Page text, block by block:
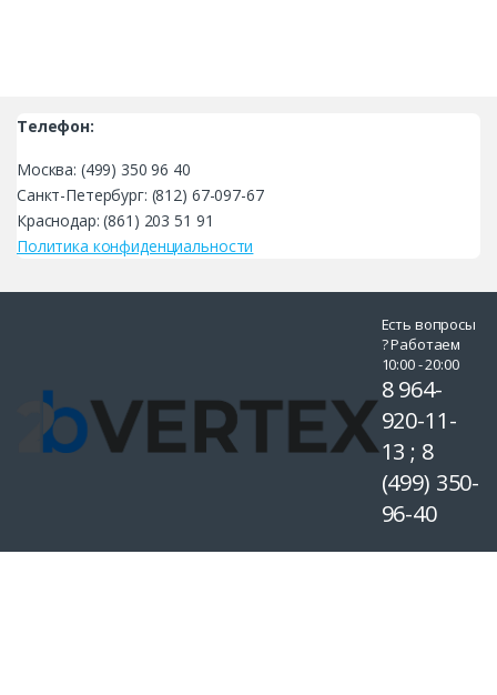
Телефон:
Москва: (499) 350 96 40
Санкт-Петербург: (812) 67-097-67
Краснодар: (861) 203 51 91
Политика конфиденциальности
Есть вопросы
? Работаем
10:00 - 20:00
8 964-
920-11-
13 ; 8
(499) 350-
96-40